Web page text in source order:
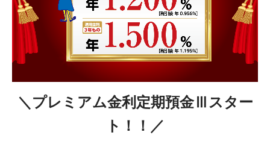
＼プレミアム金利定期預金Ⅲスター
ト！！／